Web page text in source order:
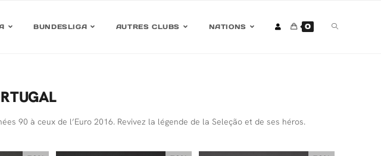
BUNDESLIGA AUTRES CLUBS NATIONS 0
90 à ceux de l’Euro 2016. Revivez la légende de la Seleção et de ses héros.